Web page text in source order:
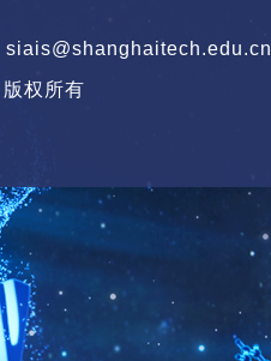
siais@shanghaitech.edu.cn
权所有